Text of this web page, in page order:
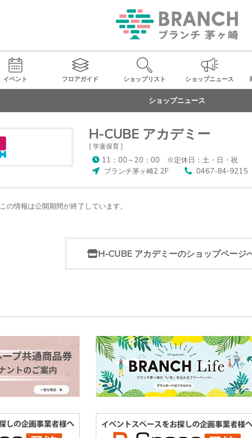
イベント フロアガイド ショップリスト ショップニュース
ショップニュース
H-CUBE アカデミー
[ 学童保育 ]
11：00～20：00 ※定休日：土・日・祝
ブランチ茅ヶ崎2 2F
0467-84-9215
この情報は公開期間が終了しています。
H-CUBE アカデミーのショップページ